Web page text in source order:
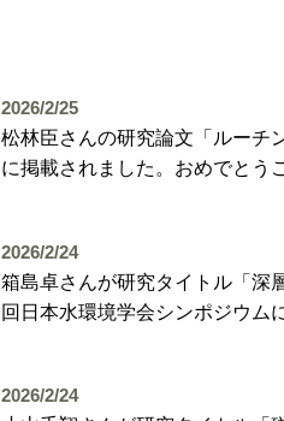
2026/2/25
松林臣さんの研究論文「ルーチ
に掲載されました。おめでとう
2026/2/24
箱島卓さんが研究タイトル「深
回日本水環境学会シンポジウム
2026/2/24